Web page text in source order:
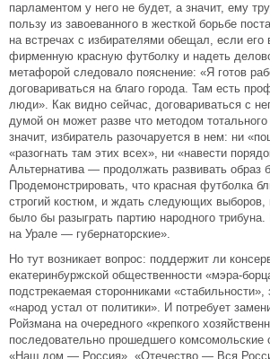
парламентом у него не будет, а значит, ему
пользу из завоеванного в жесткой борьбе
на встречах с избирателями обещал, если его
фирменную красную футболку и надеть
метафорой следовало пояснение: «Я готов
договариваться на благо города. Там есть
люди». Как видно сейчас, договариваться с
думой он может разве что методом
значит, избиратель разочаруется в нем: ни
«разогнать там этих всех», ни «навести
Альтернатива — продолжать развивать образ
Продемонстрировать, что красная футболка
строгий костюм, и ждать следующих выборов,
было бы разыграть партию народного
на Урале — губернаторские».
Но тут возникает вопрос: поддержит ли
екатеринбуржской общественности «мэра-
подстрекаемая сторонниками «стабильности»,
«народ устал от политики». И потребует
Ройзмана на очередного «крепкого
последовательно прошедшего
«Наш дом — Россия», «Отечество — Вся